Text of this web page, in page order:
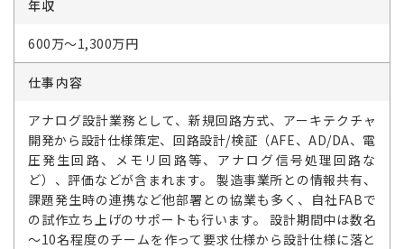
年収
600万～1,300万円
仕事内容
アナログ設計業務として、新規回路方式、アーキテクチャ
開発から設計仕様策定、回路設計/検証（AFE、AD/DA、電
圧発生回路、メモリ回路等、アナログ信号処理回路な
ど）、評価などが含まれます。 製造事業所との情報共有、
課題発生時の連携など他部署との協業も多く、自社FABで
の試作立ち上げのサポートも行います。 設計期間中は数名
～10名程度のチームを作って要求仕様から設計仕様に落と